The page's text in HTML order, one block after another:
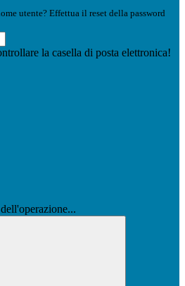
utente? Effettua il reset della password
la casella di posta elettronica!